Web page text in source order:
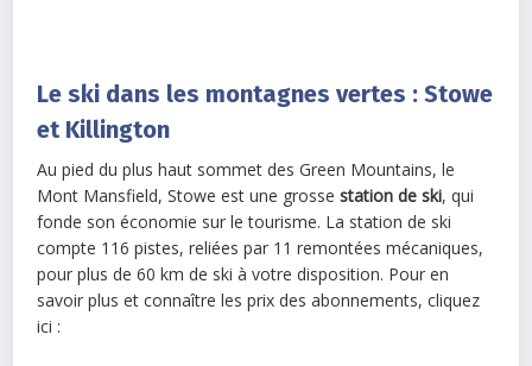
Le ski dans les montagnes vertes : Stowe
et Killington
Au pied du plus haut sommet des Green Mountains, le
Mont Mansfield, Stowe est une grossestation de ski, qui
fonde son économie sur le tourisme. La station de ski
compte 116 pistes, reliées par 11 remontées mécaniques,
pour plus de 60 km de ski à votre disposition. Pour en
savoir plus et connaître les prix des abonnements, cliquez
ici :